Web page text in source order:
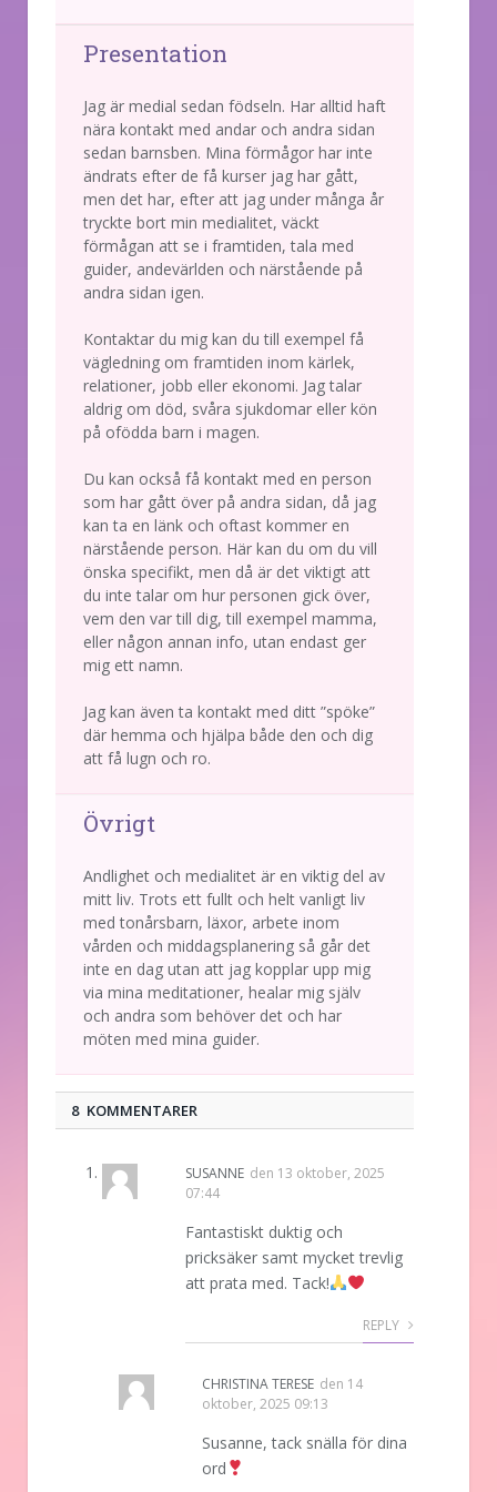
Presentation
Jag är medial sedan födseln. Har alltid haft
nära kontakt med andar och andra sidan
sedan barnsben. Mina förmågor har inte
ändrats efter de få kurser jag har gått,
men det har, efter att jag under många år
tryckte bort min medialitet, väckt
förmågan att se i framtiden, tala med
guider, andevärlden och närstående på
andra sidan igen.
Kontaktar du mig kan du till exempel få
vägledning om framtiden inom kärlek,
relationer, jobb eller ekonomi. Jag talar
aldrig om död, svåra sjukdomar eller kön
på ofödda barn i magen.
Du kan också få kontakt med en person
som har gått över på andra sidan, då jag
kan ta en länk och oftast kommer en
närstående person. Här kan du om du vill
önska specifikt, men då är det viktigt att
du inte talar om hur personen gick över,
vem den var till dig, till exempel mamma,
eller någon annan info, utan endast ger
mig ett namn.
Jag kan även ta kontakt med ditt ”spöke”
där hemma och hjälpa både den och dig
att få lugn och ro.
Övrigt
Andlighet och medialitet är en viktig del av
mitt liv. Trots ett fullt och helt vanligt liv
med tonårsbarn, läxor, arbete inom
vården och middagsplanering så går det
inte en dag utan att jag kopplar upp mig
via mina meditationer, healar mig själv
och andra som behöver det och har
möten med mina guider.
8 KOMMENTARER
SUSANNE den 13 oktober, 2025
07:44
Fantastiskt duktig och
pricksäker samt mycket trevlig
att prata med. Tack!
REPLY
CHRISTINA TERESE den 14
oktober, 2025 09:13
Susanne, tack snälla för dina
ord